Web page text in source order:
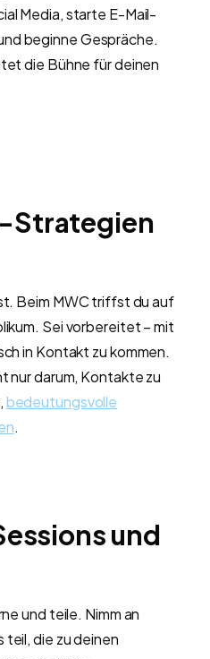
Media, starte E-Mail-
beginne Gespräche.
die Bühne für deinen
Strategien
Beim MWC triffst du auf
Sei vorbereitet – mit
in Kontakt zu kommen.
nur darum, Kontakte zu
bedeutungsvolle
.
und
und teile. Nimm an
teil, die zu deinen